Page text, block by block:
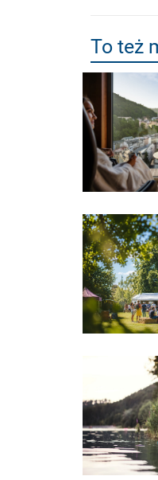
To też